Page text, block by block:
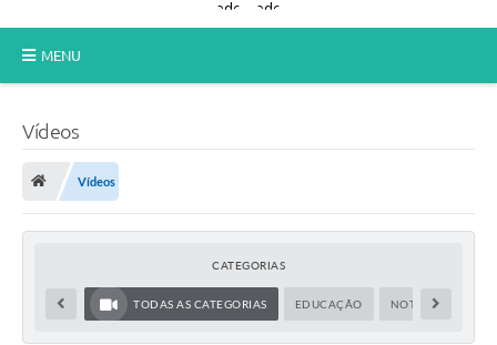
MENU
A Prefeitura
Município
Transparência
Vídeos
Vídeos
CATEGORIAS
TODAS AS CATEGORIAS EDUCAÇÃO NOTÍCIAS